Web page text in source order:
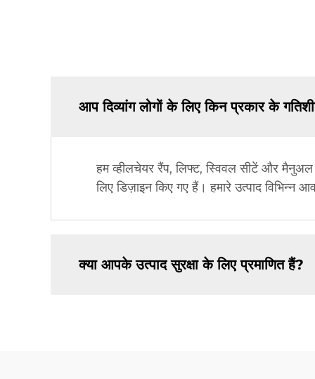
आप दिव्यांग लोगों के लिए किन प्रकार के
हम व्हीलचेयर रैंप, लिफ्ट, स्विवल सीटें और मैनुअल
लिए डिज़ाइन किए गए हैं। हमारे उत्पाद
क्या आपके उत्पाद सुरक्षा के लिए प्रमाणित हैं?